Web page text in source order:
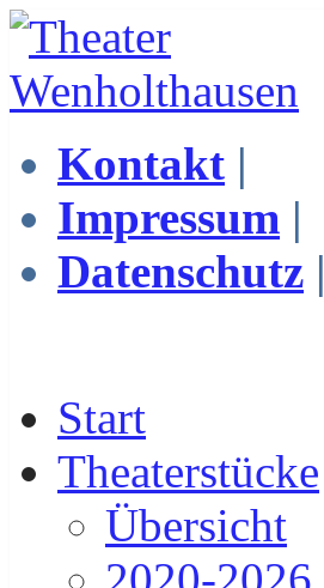
Kontakt |
Impressum |
Datenschutz |
Start
Theaterstücke
Übersicht